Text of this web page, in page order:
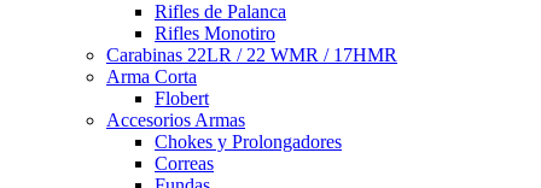
Rifles de Palanca
Rifles Monotiro
Carabinas 22LR / 22 WMR / 17HMR
Arma Corta
Flobert
Accesorios Armas
Chokes y Prolongadores
Correas